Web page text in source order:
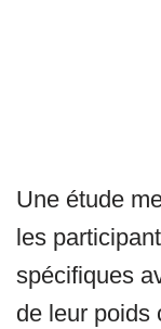
Une étude
les
spécifiques
de leur poids